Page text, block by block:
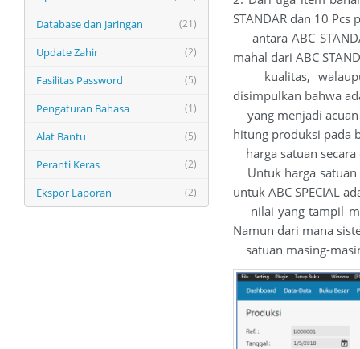
(21)
Database dan Jaringan
(2)
Update Zahir
(5)
Fasilitas Password
(1)
Pengaturan Bahasa
(5)
Alat Bantu
(2)
Peranti Keras
(2)
Ekspor Laporan
STANDAR dan 10 Pcs
antara ABC
mahal dari ABC
kualitas,
disimpulkan bahwa
yang menjadi
hitung produksi pada
harga satuan
Untuk harga satuan
untuk ABC SPECIAL
nilai yang tampil
Namun dari mana
satuan masing-